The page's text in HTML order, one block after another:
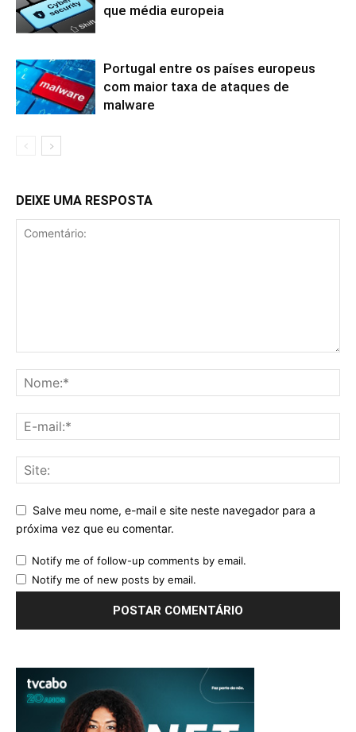
que média europeia
Portugal entre os países europeus
com maior taxa de ataques de
malware
DEIXE UMA RESPOSTA
Salve meu nome, e-mail e site neste navegador para a
próxima vez que eu comentar.
Notify me of follow-up comments by email.
Notify me of new posts by email.